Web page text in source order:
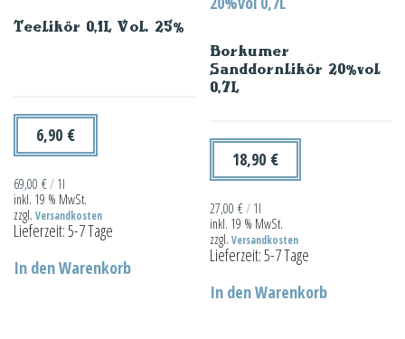
Teelikör 0,1L Vol. 25%
6,90 €
69,00 €/ 1l
inkl. 19 % MwSt.
zzgl. Versandkosten
Lieferzeit:5-7 Tage
In den Warenkorb
Borkumer
Sanddornlikör 20%vol
0,7L
18,90 €
27,00€/ 1l
inkl. 19 % MwSt.
zzgl.Versandkosten
Lieferzeit:5-7 Tage
In den Warenkorb